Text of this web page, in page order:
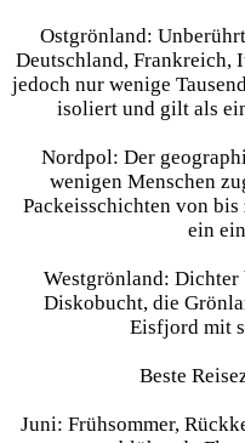
Ostgrönland:
Deutschland, Frankreich,
jedoch nur wenige
isoliert und gilt als
Nordpol: Der
wenigen Menschen
Packeisschichten von
ein
Westgrönland: Dichter
Diskobucht, die
Eisfjord mit
Beste
Juni: Frühsommer,